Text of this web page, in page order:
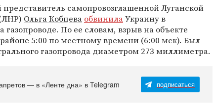
самопровозглашенной Луганской
Ольга Кобцева обвинилаУкраину в
газопроводе. По ее словам, взрыв на объекте
5:00 по местному времени (6:00 мск). Был
газопровода диаметром 273 миллиметра.
— в «Ленте дна» в Telegram подписаться